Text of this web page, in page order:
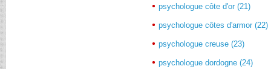
psychologue côte d'or (21)
psychologue côtes d'armor (22)
psychologue creuse (23)
psychologue dordogne (24)